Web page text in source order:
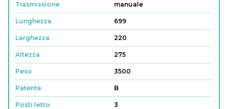
Trasmissione manuale
Lunghezza 699
Larghezza 220
Altezza 275
Peso 3500
Patente B
Posti letto 3